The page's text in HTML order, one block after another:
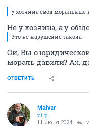
у хозяина свои моральные
Не у хозяина, а у
Это не нарушение закона
Ой, Вы о
мораль давили? Ах,
ОТВЕТИТЬ
Malvar
v.i.p.
11 июня 2024